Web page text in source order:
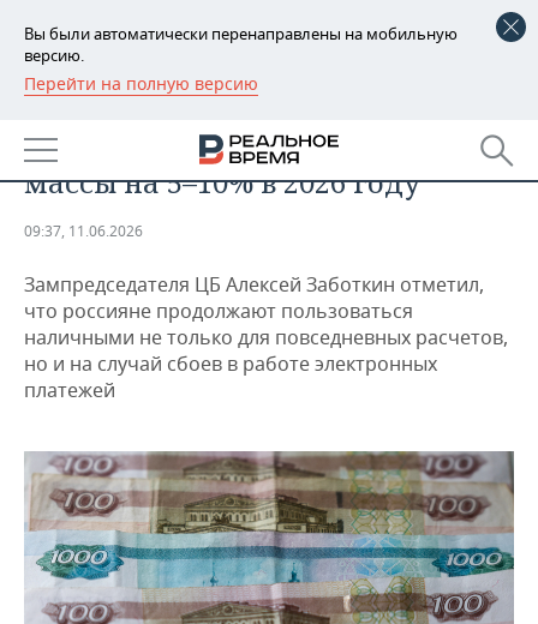
Вы были автоматически перенаправлены на мобильную
версию.
Перейти на полную версию
РЕГИОНЫ
БАШКОРТОСТАН
ТАТАРСТАН
НОВОСТИ
АНАЛИТИКА
ДЕКЛАРАЦИИ О ДОХОДАХ
КОРОЛИ ГОСЗАКАЗА ПФО
КОМУ ПРИНАДЛЕЖАТ
ТОРГОВЫЕ ЦЕНТРЫ
ТАТАРСТАНА
НОВОСТИ ЭКОНОМИКИ
ФИНАНСЫ
БЮДЖЕТ
ИНВЕСТИЦИИ
ПРОМЫШЛЕННОСТЬ
НОВОСТИ
ПРОМЫШЛЕННОСТИ
МАШИНОСТРОЕНИЕ
НЕФТЕХИМИЯ
НЕФТЬ
НЕДВИЖИМОСТЬ
НОВОСТИ АВТО
БИЗНЕС
НОВОСТИ БИЗНЕСА
РОЗНИЧНАЯ ТОРГОВЛЯ
ТЕХНОЛОГИИ
НОВОСТИ ТЕХНОЛОГИЙ
МЕРОПРИЯТИЯ
ЦБ ожидает рост денежной
массы на 5–10% в 2026 году
09:37, 11.06.2026
Зампредседателя ЦБ Алексей Заботкин отметил,
что россияне продолжают пользоваться
наличными не только для повседневных расчетов,
но и на случай сбоев в работе электронных
платежей